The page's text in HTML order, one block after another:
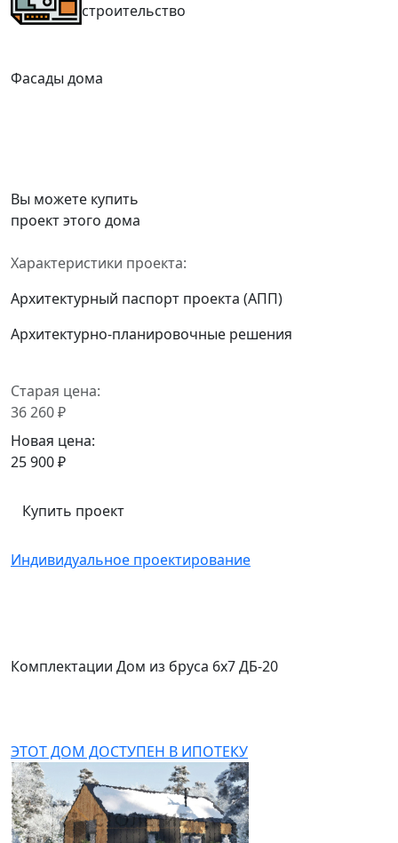
строительство
Фасады дома
Вы можете купить
проект этого дома
Характеристики проекта:
Архитектурный паспорт проекта (АПП)
Архитектурно-планировочные решения
Старая цена:
36 260 ₽
Новая цена:
25 900 ₽
Купить проект
Индивидуальное проектирование
Комплектации Дом из бруса 6x7 ДБ-20
ЭТОТ ДОМ ДОСТУПЕН В ИПОТЕКУ